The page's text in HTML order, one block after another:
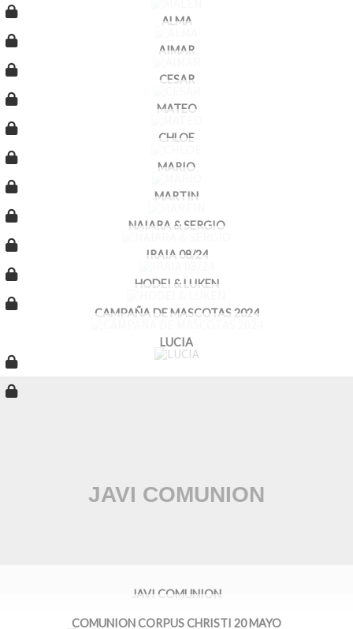
ALMA
AIMAR
CESAR
MATEO
CHLOE
MARIO
MARTIN
NAIARA & SERGIO
IRAIA 08/24
HODEI & LUKEN
CAMPAÑA DE MASCOTAS 2024
LUCIA
JAVI COMUNION
COMUNION CORPUS CHRISTI 20 MAYO